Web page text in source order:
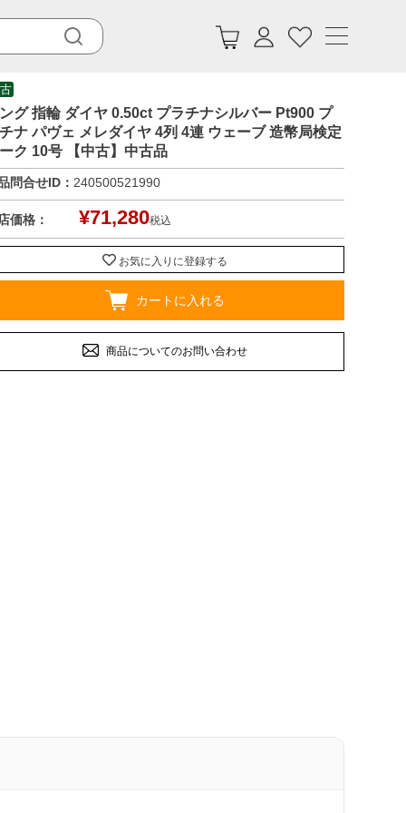
グ 指輪 ダイヤ 0.50ct プラチナシルバー Pt900 プ
ナ パヴェ メレダイヤ 4列 4連 ウェーブ 造幣局検定
ク 10号 【中古】中古品
問合せID： 240500521990
価格： ¥71,280税込
お気に入りに登録する
カートに入れる
商品についてのお問い合わせ